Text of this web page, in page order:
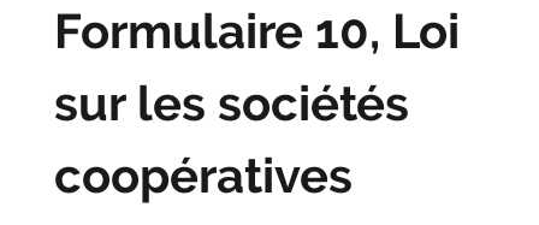
Formulaire 10, Loi
sur les sociétés
coopératives